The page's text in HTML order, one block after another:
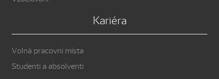
Kariéra
Volná pracovní místa
Studenti a absolventi